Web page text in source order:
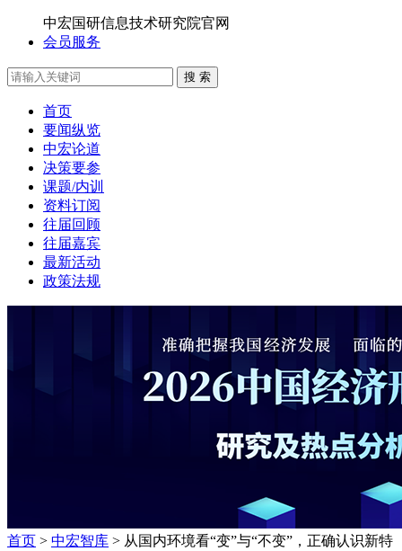
中宏国研信息技术研究院官网
会员服务
搜 索
首页
要闻纵览
中宏论道
决策要参
课题/内训
资料订阅
往届回顾
往届嘉宾
最新活动
政策法规
首页 > 中宏智库 > 从国内环境看“变”与“不变”，正确认识新特